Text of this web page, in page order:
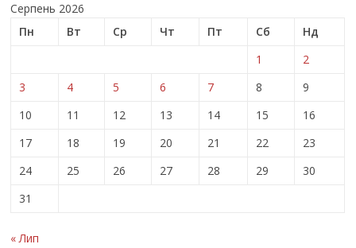
Серпень 2026
Пн
Вт Ср Чт Пт Сб
Нд
1
2
3
4 5 6 7 8
9
10
11 12 13 14 15
16
17
18 19 20 21 22
23
24
25 26 27 28 29
30
31
« Лип